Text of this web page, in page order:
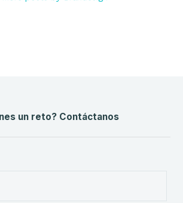
un reto? Contáctanos